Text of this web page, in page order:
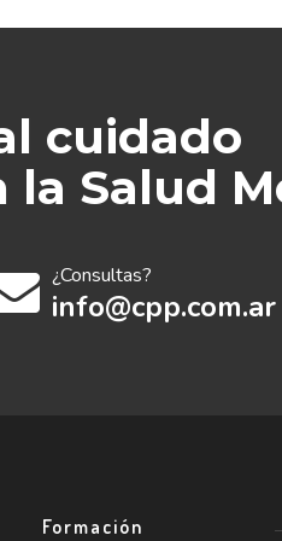
cuidado
la Salud
¿Consultas?
info@cpp.com.ar
Formación